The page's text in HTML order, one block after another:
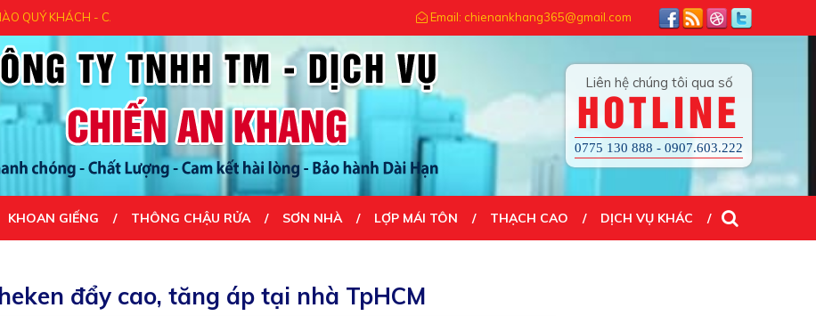
QUÝ KHÁCH ĐÃ ĐẾN VỚI CHÚNG TÔI- UY TÍN TẠO NÊN THÀNH CÔNG...! ĐẾN VỚI CHÚNG TÔI QUÝ KHÁCH HÀI LÒNG 100%
Email: chienankhang365@gmail.com
Liên hệ chúng tôi qua số
HOTLINE
0775 130 888 - 0907.603.222
KHOAN GIẾNG THÔNG CHẬU RỬA SƠN NHÀ LỢP MÁI TÔN THẠCH CAO DỊCH VỤ KHÁC
đẩy cao, tăng áp tại nhà TpHCM